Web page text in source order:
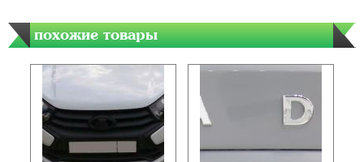
похожие товары